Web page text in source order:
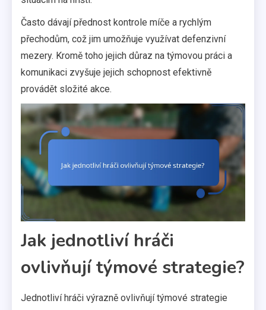
Často dávají přednost kontrole míče a rychlým
přechodům, což jim umožňuje využívat defenzivní
mezery. Kromě toho jejich důraz na týmovou práci a
komunikaci zvyšuje jejich schopnost efektivně
provádět složité akce.
Jak jednotliví hráči
ovlivňují týmové strategie?
Jednotliví hráči výrazně ovlivňují týmové strategie